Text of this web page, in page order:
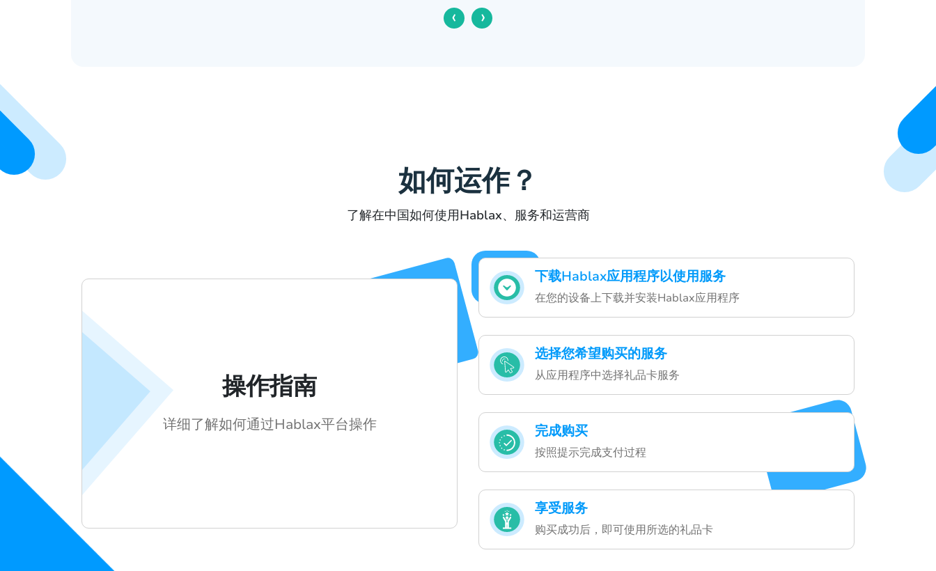
‹ ›
如何运作？
了解在中国如何使用Hablax、服务和运营商
下载Hablax应用程序以使用服务
在您的设备上下载并安装Hablax应用程序
选择您希望购买的服务
从应用程序中选择礼品卡服务
完成购买
按照提示完成支付过程
享受服务
购买成功后，即可使用所选的礼品卡
操作指南
详细了解如何通过Hablax平台操作